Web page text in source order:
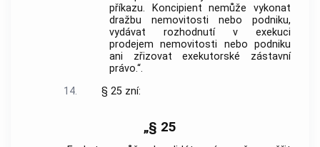
příkazu. Koncipient nemůže vykonat
dražbu nemovitosti nebo podniku,
vydávat rozhodnutí v exekuci
prodejem nemovitosti nebo podniku
ani zřizovat exekutorské zástavní
právo.“.
14.
§ 25 zní:
„§ 25